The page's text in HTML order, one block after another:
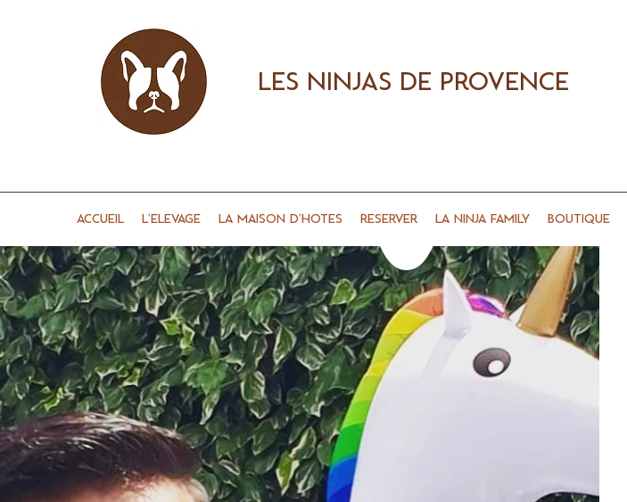
LES NINJAS DE PROVENCE
Accueil L'Elevage La Maison d'hôtes Réserver La Ninja Family Boutique